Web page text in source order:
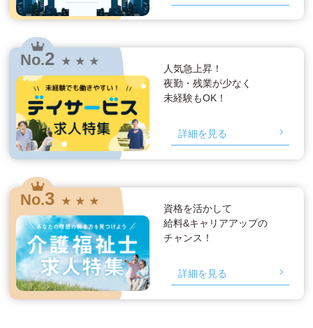
No.2 ★ ★ ★
人気急上昇！
夜勤・残業が少なく
未経験もOK！
詳細を見る
No.3 ★ ★ ★
資格を活かして
給料&キャリアアップの
チャンス！
詳細を見る